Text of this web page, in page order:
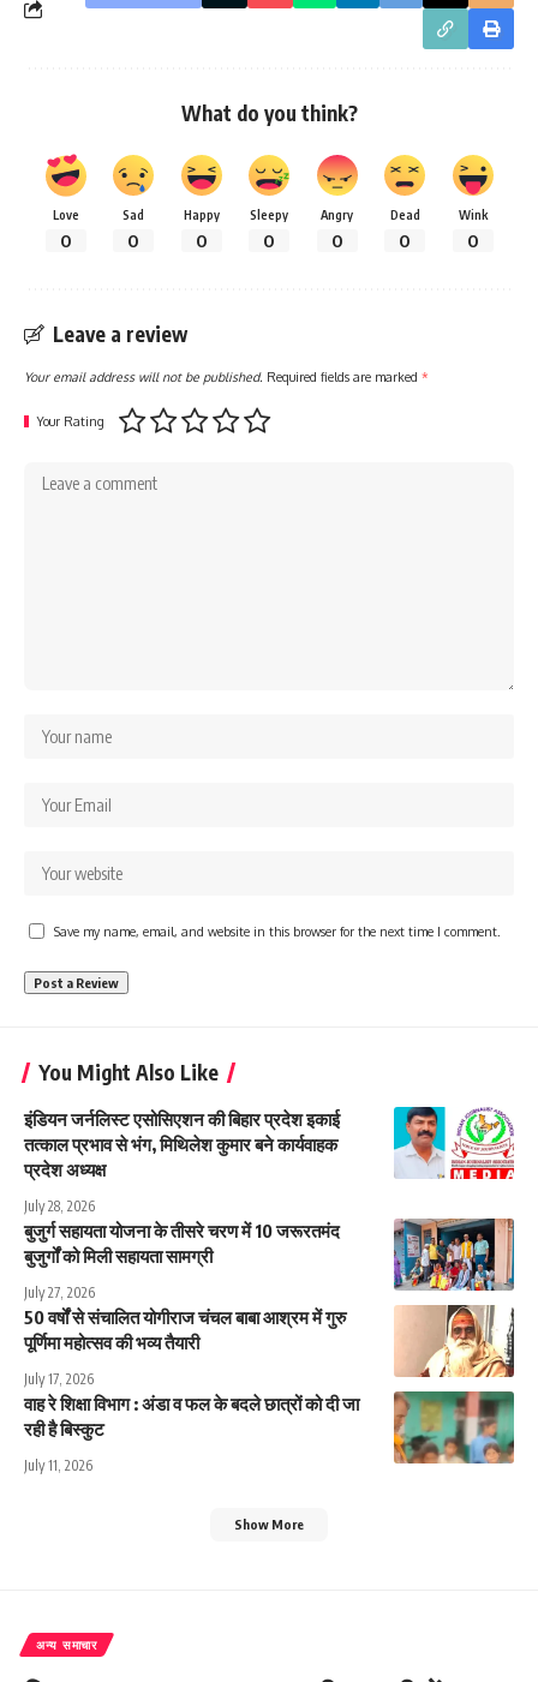
What do you think?
Love
0
Sad
0
Happy
0
Sleepy
0
Angry
0
Dead
0
Wink
0
Leave a review
Your email address will not be published. Required fields are marked *
Your Rating
Save my name, email, and website in this browser for the next time I comment.
You Might Also Like
इंडियन जर्नलिस्ट एसोसिएशन की बिहार प्रदेश इकाई
तत्काल प्रभाव से भंग, मिथिलेश कुमार बने कार्यवाहक
प्रदेश अध्यक्ष
July 28, 2026
बुजुर्ग सहायता योजना के तीसरे चरण में 10 जरूरतमंद
बुजुर्गों को मिली सहायता सामग्री
July 27, 2026
50 वर्षों से संचालित योगीराज चंचल बाबा आश्रम में गुरु
पूर्णिमा महोत्सव की भव्य तैयारी
July 17, 2026
वाह रे शिक्षा विभाग : अंडा व फल के बदले छात्रों को दी जा
रही है बिस्कुट
July 11, 2026
Show More
अन्य समाचार